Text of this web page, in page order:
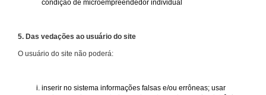
condição de microempreendedor individual
5. Das vedações ao usuário do site
O usuário do site não poderá:
inserir no sistema informações falsas e/ou errôneas; usar